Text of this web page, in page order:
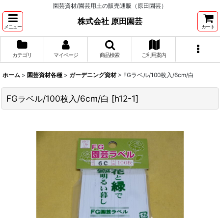
園芸資材/園芸用土の販売通販（原田園芸）
メニュー
株式会社 原田園芸
カート
カテゴリ マイページ 商品検索 ご利用案内
ホーム > 園芸資材各種 > ガーデニング資材 > FGラベル/100枚入/6cm/白
FGラベル/100枚入/6cm/白 [h12-1]